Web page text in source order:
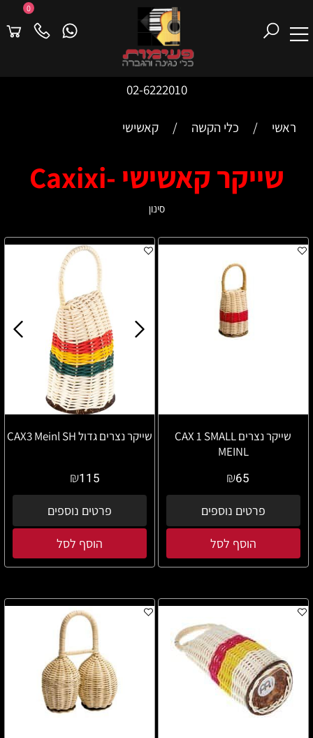
02-6222010
0
ראשי / כלי הקשה / קאשישי
שייקר קאשישי -Caxixi
סינון
שייקר נצרים CAX 1 SMALL
MEINL
₪65
פרטים נוספים
הוסף לסל
שייקר נצרים גדול CAX3 Meinl SH
₪115
פרטים נוספים
הוסף לסל